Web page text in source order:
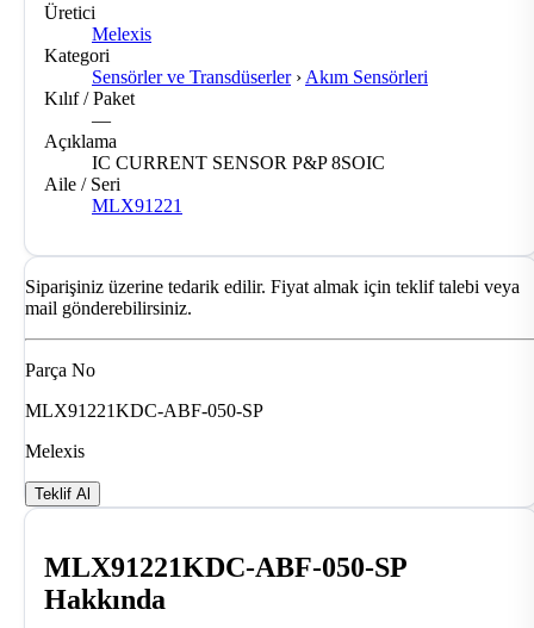
Üretici
Melexis
Kategori
Sensörler ve Transdüserler › Akım Sensörleri
Kılıf / Paket
—
Açıklama
IC CURRENT SENSOR P&P 8SOIC
Aile / Seri
MLX91221
Siparişiniz üzerine tedarik edilir. Fiyat almak için teklif talebi veya
mail gönderebilirsiniz.
Parça No
MLX91221KDC-ABF-050-SP
Melexis
Teklif Al
MLX91221KDC-ABF-050-SP
Hakkında